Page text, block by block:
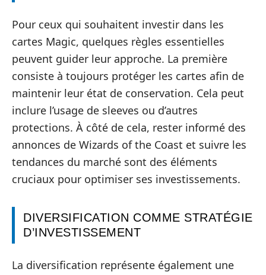
Pour ceux qui souhaitent investir dans les
cartes Magic, quelques règles essentielles
peuvent guider leur approche. La première
consiste à toujours protéger les cartes afin de
maintenir leur état de conservation. Cela peut
inclure l’usage de sleeves ou d’autres
protections. À côté de cela, rester informé des
annonces de Wizards of the Coast et suivre les
tendances du marché sont des éléments
cruciaux pour optimiser ses investissements.
DIVERSIFICATION COMME STRATÉGIE
D’INVESTISSEMENT
La diversification représente également une